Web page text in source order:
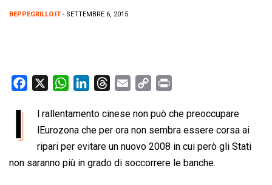
BEPPEGRILLO.IT - SETTEMBRE 6, 2015
o
W
a
t
s
A
n
k
e
d
r
e
a
d
a
i
l
p
y
L
i
i
n
t
I
l rallentamento cinese non può che preoccupare
lEurozona che per ora non sembra essere corsa ai
ripari per evitare un nuovo 2008 in cui però gli Stati
non saranno più in grado di soccorrere le banche.